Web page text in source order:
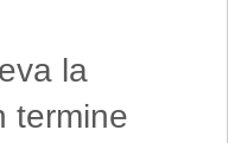
la
termine